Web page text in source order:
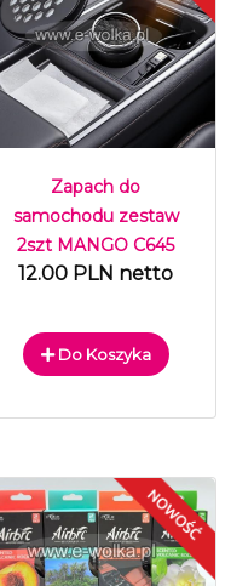
Zapach do
samochodu zestaw
2szt MANGO C645
12.00 PLN netto
Do Koszyka